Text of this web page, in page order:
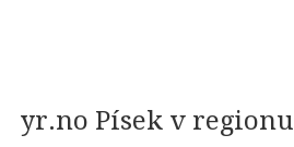
yr.no Písek v regionu